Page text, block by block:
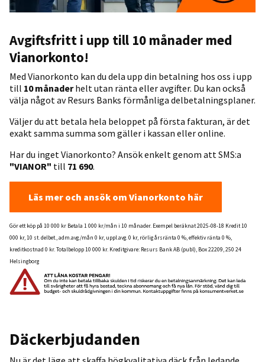
Avgiftsfritt i upp till 10 månader med
Vianorkonto!
Med Vianorkonto kan du dela upp din betalning hos oss i upp
till 10 månaderhelt utan ränta eller avgifter. Du kan också
välja något av Resurs Banks förmånliga delbetalningsplaner.
Väljer du att betala hela beloppet på första fakturan, är det
exakt samma summa som gäller i kassan eller online.
Har du inget Vianorkonto? Ansök enkelt genom att SMS:a
"VIANOR" till 71 690.
Läs mer och ansök om Vianorkonto här
Gör ett köp på 10 000 kr Betala 1 000 kr/mån i 10 månader. Exempel beräknat 2025-08-18 Kredit 10
000 kr, 10 st. delbet., adm.avg./mån 0 kr, uppl.avg. 0 kr, rörlig årsränta 0 %, effektiv ränta 0 %,
kreditkostnad 0 kr. Totalbelopp 10 000 kr. Kreditgivare: Resurs Bank AB (publ), Box 22209, 250 24
Helsingborg
Däckerbjudanden